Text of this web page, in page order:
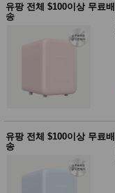
유팡 전체 $100이상 무료배
송
유팡 전체 $100이상 무료배
송